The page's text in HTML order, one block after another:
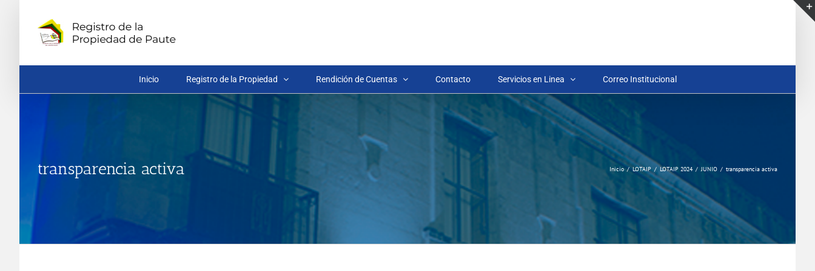
contenido
Inicio Registro de la Propiedad Rendición de Cuentas Contacto Servicios en Linea Correo Institucional
transparencia activa Inicio LOTAIP LOTAIP 2024 JUNIO transparencia activa